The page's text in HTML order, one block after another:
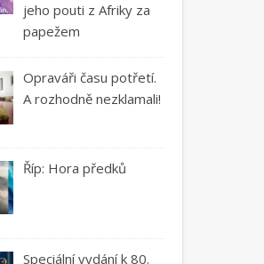
jeho pouti z Afriky za
papežem
Opraváři času potřetí.
A rozhodně nezklamali!
Říp: Hora předků
Speciální vydání k 80.